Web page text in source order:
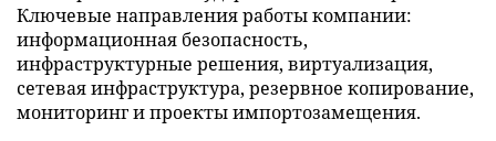
Ключевые направления работы компании:
информационная безопасность,
инфраструктурные решения, виртуализация,
сетевая инфраструктура, резервное копирование,
мониторинг и проекты импортозамещения.